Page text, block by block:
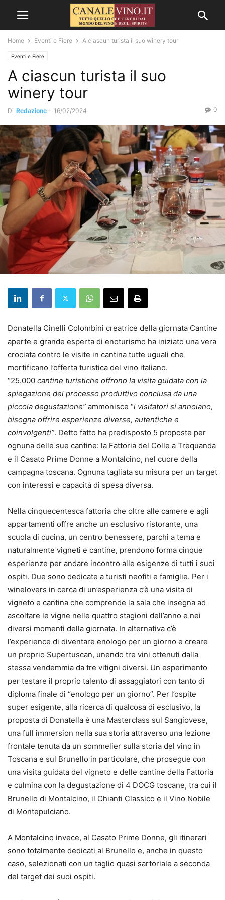
Home Eventi e Fiere A ciascun turista il suo winery tour
Eventi e Fiere
A ciascun turista il suo
winery tour
Di Redazione - 16/02/2024 0
Donatella Cinelli Colombini creatrice della giornata Cantine
aperte e grande esperta di enoturismo ha iniziato una vera
crociata contro le visite in cantina tutte uguali che
mortificano l’offerta turistica del vino italiano.
“25.000 cantine turistiche offrono la visita guidata con la
spiegazione del processo produttivo conclusa da una
piccola degustazione” ammonisce “i visitatori si annoiano,
bisogna offrire esperienze diverse, autentiche e
coinvolgenti”. Detto fatto ha predisposto 5 proposte per
ognuna delle sue cantine: la Fattoria del Colle a Trequanda
e il Casato Prime Donne a Montalcino, nel cuore della
campagna toscana. Ognuna tagliata su misura per un target
con interessi e capacità di spesa diversa.
Nella cinquecentesca fattoria che oltre alle camere e agli
appartamenti offre anche un esclusivo ristorante, una
scuola di cucina, un centro benessere, parchi a tema e
naturalmente vigneti e cantine, prendono forma cinque
esperienze per andare incontro alle esigenze di tutti i suoi
ospiti. Due sono dedicate a turisti neofiti e famiglie. Per i
winelovers in cerca di un’esperienza c’è una visita di
vigneto e cantina che comprende la sala che insegna ad
ascoltare le vigne nelle quattro stagioni dell’anno e nei
diversi momenti della giornata. In alternativa c’è
l’experience di diventare enologo per un giorno e creare
un proprio Supertuscan, unendo tre vini ottenuti dalla
stessa vendemmia da tre vitigni diversi. Un esperimento
per testare il proprio talento di assaggiatori con tanto di
diploma finale di “enologo per un giorno”. Per l’ospite
super esigente, alla ricerca di qualcosa di esclusivo, la
proposta di Donatella è una Masterclass sul Sangiovese,
una full immersion nella sua storia attraverso una lezione
frontale tenuta da un sommelier sulla storia del vino in
Toscana e sul Brunello in particolare, che prosegue con
una visita guidata del vigneto e delle cantine della Fattoria
e culmina con la degustazione di 4 DOCG toscane, tra cui il
Brunello di Montalcino, il Chianti Classico e il Vino Nobile
di Montepulciano.
A Montalcino invece, al Casato Prime Donne, gli itinerari
sono totalmente dedicati al Brunello e, anche in questo
caso, selezionati con un taglio quasi sartoriale a seconda
del target dei suoi ospiti.